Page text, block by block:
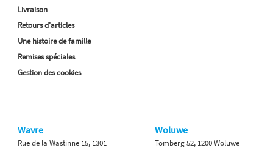
Livraison
Retours d'articles
Une histoire de famille
Remises spéciales
Gestion des cookies
Wavre
Rue de la Wastinne 15, 1301
Woluwe
Tomberg 52, 1200 Woluwe